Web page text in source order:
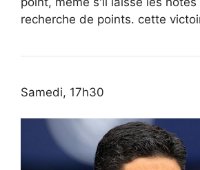
recherche de points. cette
Samedi, 17h30